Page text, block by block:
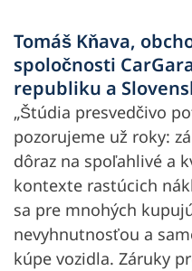
Tomáš Kňava,
spoločnosti
republiku a
„Štúdia presvedčivo
pozorujeme už roky:
dôraz na spoľahlivé a
kontexte rastúcich
sa pre mnohých
nevyhnutnosťou a
kúpe vozidla. Záruky